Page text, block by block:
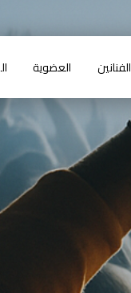
الفنانين العضوية